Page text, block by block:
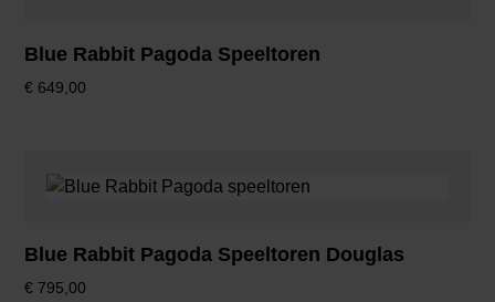
Blue Rabbit Pagoda Speeltoren
€ 649,00
Blue Rabbit Pagoda Speeltoren Douglas
€ 795,00